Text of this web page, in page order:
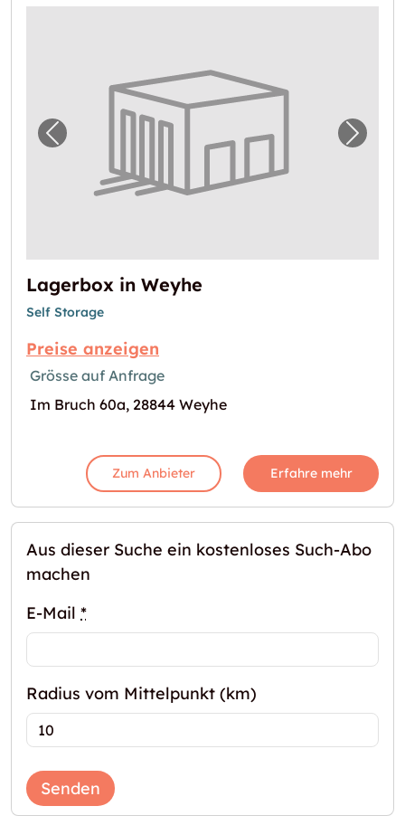
Vorheriges Bild für "Lagerbox in Weyhe"
Lagerbox in Weyhe
Self Storage
Preise anzeigen
Grösse auf Anfrage
Im Bruch 60a, 28844 Weyhe
Zum Anbieter Erfahre mehr
Aus dieser Suche ein kostenloses Such-Abo
machen
E-Mail *
Radius vom Mittelpunkt (km)
Senden